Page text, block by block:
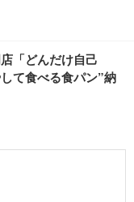
「どんだけ自己
て食べる食パン”納